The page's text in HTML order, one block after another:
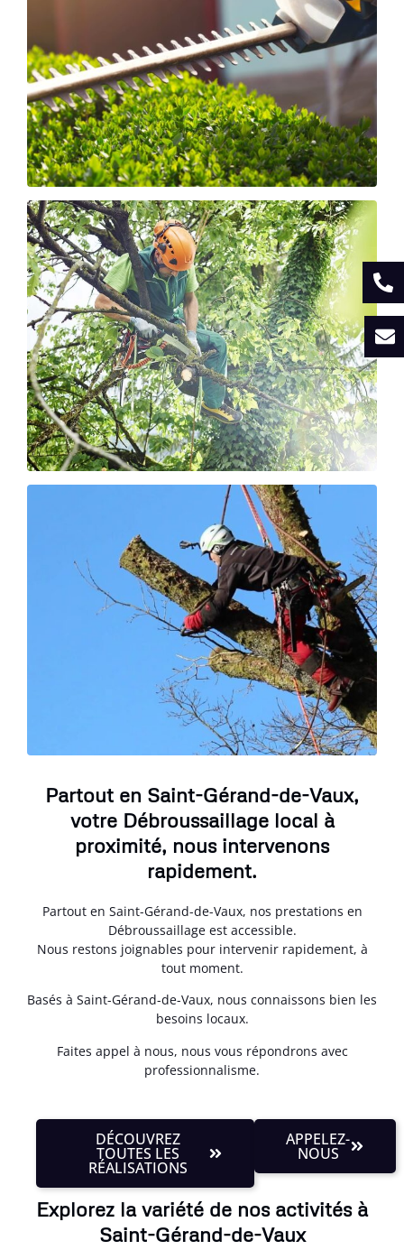
Partout en Saint-Gérand-de-Vaux,
votre Débroussaillage local à
proximité, nous intervenons
rapidement.
Partout en Saint-Gérand-de-Vaux, nos prestations en
Débroussaillage est accessible.
Nous restons joignables pour intervenir rapidement, à
tout moment.
Basés à Saint-Gérand-de-Vaux, nous connaissons bien les
besoins locaux.
Faites appel à nous, nous vous répondrons avec
professionnalisme.
DÉCOUVREZ
TOUTES LES
RÉALISATIONS
APPELEZ-
NOUS
Explorez la variété de nos activités à
Saint-Gérand-de-Vaux